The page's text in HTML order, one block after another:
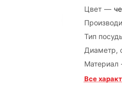
Цвет —
Тип
Диаметр,
Материал
Все